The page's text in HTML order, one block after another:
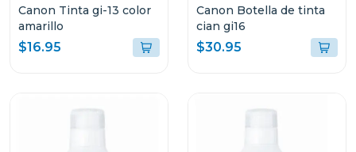
Canon Tinta gi-13 color
amarillo
$16.95
Canon Botella de tinta
cian gi16
$30.95